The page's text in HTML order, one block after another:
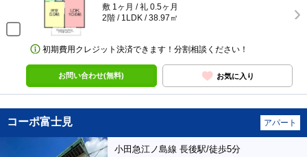
敷 1ヶ月 / 礼 0.5ヶ月
2階 / 1LDK / 38.97㎡
初期費用クレジット決済できます！分割相談ください！
お問い合わせ(無料) お気に入り
コーポ富士見 アパート
小田急江ノ島線 長後駅/徒歩5分